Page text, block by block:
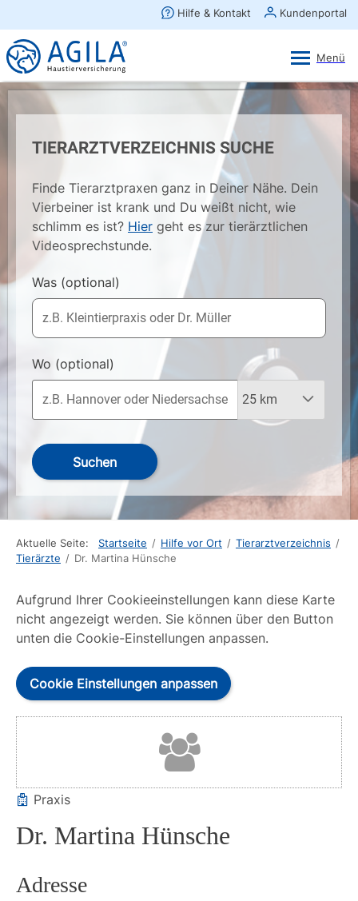
TIERARZTVERZEICHNIS SUCHE
Finde Tierarztpraxen ganz in Deiner Nähe. Dein
Vierbeiner ist krank und Du weißt nicht, wie
schlimm es ist? Hier geht es zur tierärztlichen
Videosprechstunde.
Was (optional)
Wo (optional)
Suchen
Aktuelle Seite: Startseite / Hilfe vor Ort / Tierarztverzeichnis /
Tierärzte / Dr. Martina Hünsche
Aufgrund Ihrer Cookieeinstellungen kann diese Karte
nicht angezeigt werden. Sie können über den Button
unten die Cookie-Einstellungen anpassen.
Cookie Einstellungen anpassen
Praxis
Dr. Martina Hünsche
Adresse
×
AGILA Kunden-App
Gratis - Im Play Store laden
Ansehen